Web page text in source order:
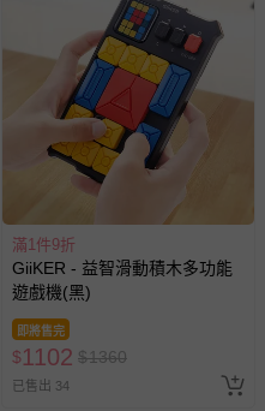
滿1件9折
GiiKER - 益智滑動積木多功能
遊戲機(黑)
即將售完
$1102 $1360
已售出 34